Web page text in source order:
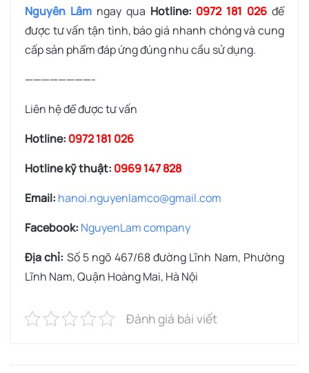
Nguyên Lâmngay qua Hotline: 0972 181 026 để
được tư vấn tận tình, báo giá nhanh chóng và cung
cấp sản phẩm đáp ứng đúng nhu cầu sử dụng.
————————-
Liên hệ để được tư vấn
Hotline: 0972 181 026
Hotline kỹ thuật: 0969 147 828
Email: hanoi.nguyenlamco@gmail.com
Facebook: NguyenLam company
Địa chỉ: Số 5 ngõ 467/68 đường Lĩnh Nam, Phường
Lĩnh Nam, Quận Hoàng Mai, Hà Nội
Đánh giá bài viết